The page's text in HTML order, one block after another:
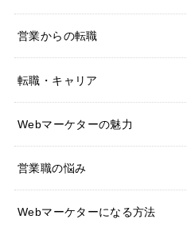
営業からの転職
転職・キャリア
Webマーケターの魅力
営業職の悩み
Webマーケターになる方法